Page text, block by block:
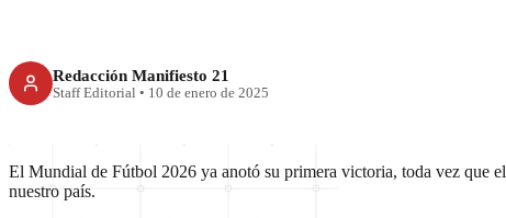
Redacción Manifiesto 21
Staff Editorial • 10 de enero de 2025
El Mundial de Fútbol 2026 ya anotó su primera victoria, toda vez que el
nuestro país.